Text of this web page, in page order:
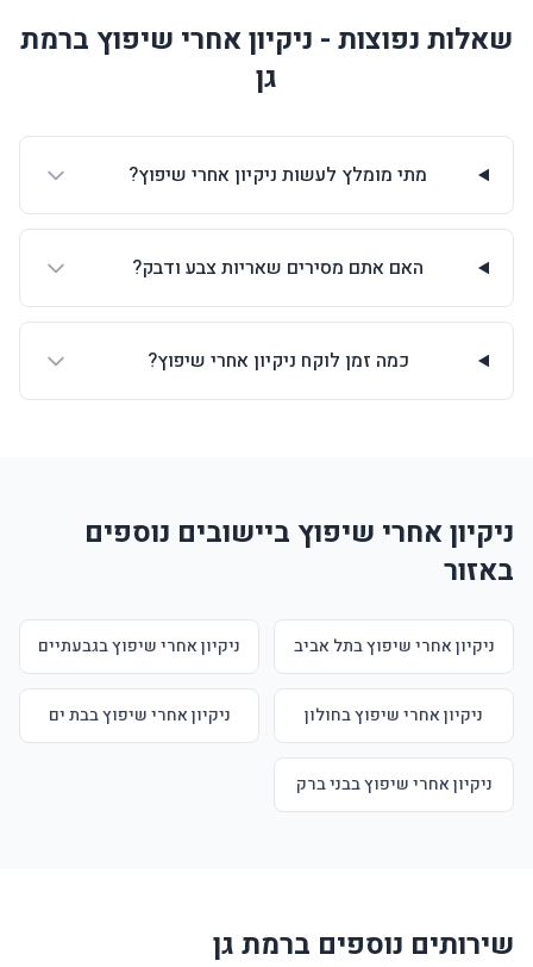
שאלות נפוצות - ניקיון אחרי שיפוץ ברמת
גן
מתי מומלץ לעשות ניקיון אחרי שיפוץ?
האם אתם מסירים שאריות צבע ודבק?
כמה זמן לוקח ניקיון אחרי שיפוץ?
ניקיון אחרי שיפוץ ביישובים נוספים
באזור
ניקיון אחרי שיפוץ בתל אביב ניקיון אחרי שיפוץ בגבעתיים
ניקיון אחרי שיפוץ בחולון ניקיון אחרי שיפוץ בבת ים
ניקיון אחרי שיפוץ בבני ברק
שירותים נוספים ברמת גן